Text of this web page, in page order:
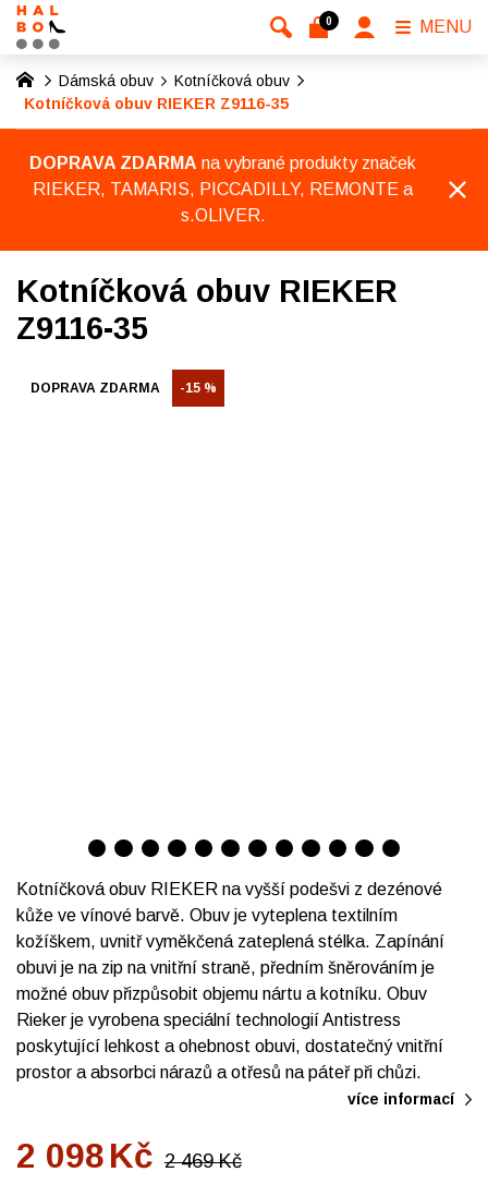
Dámská obuv
Kotníčková obuv
Kotníčková obuv RIEKER Z9116-35
DOPRAVA ZDARMA na vybrané produkty značek
RIEKER, TAMARIS, PICCADILLY, REMONTE a
s.OLIVER.
Kotníčková obuv RIEKER
Z9116-35
DOPRAVA ZDARMA -15 %
Kotníčková obuv RIEKER na vyšší podešvi z dezénové
kůže ve vínové barvě. Obuv je vyteplena textilním
kožíškem, uvnitř vyměkčená zateplená stélka. Zapínání
obuvi je na zip na vnitřní straně, předním šněrováním je
možné obuv přizpůsobit objemu nártu a kotníku. Obuv
Rieker je vyrobena speciální technologií Antistress
poskytující lehkost a ohebnost obuvi, dostatečný vnitřní
prostor a absorbci nárazů a otřesů na páteř při chůzi.
více informací
2 098Kč 2 469 Kč
0 MENU